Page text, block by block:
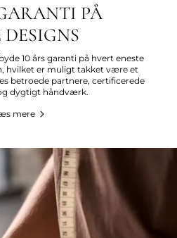
PÅ
10 års garanti på hvert eneste
hvilket er muligt takket være et
betroede partnere, certificerede
dygtigt håndværk.
mere